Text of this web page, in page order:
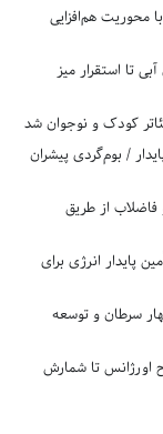
محوریت هم‌افزایی
تا استقرار میز
کودک و نوجوان شد
/ بوم‌گردی پیشران
تمامی ۲۲ خدمت آب و فاضلاب از طریق
پایدار انرژی برای
سرطان و توسعه
اورژانس تا شمارش